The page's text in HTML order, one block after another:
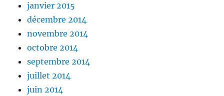
janvier 2015
décembre 2014
novembre 2014
octobre 2014
septembre 2014
juillet 2014
juin 2014